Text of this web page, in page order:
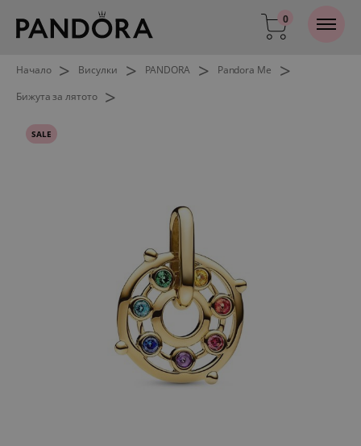
0
Начало > Висулки > PANDORA > Pandora Me >
Бижута за лятото >
SALE